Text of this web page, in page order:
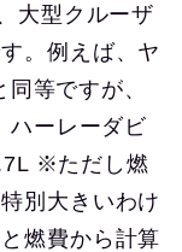
大型クルーザ
。例えば、ヤ
等ですが、
ハーレーダビ
※ただし燃
別大きいわけ
燃費から計算